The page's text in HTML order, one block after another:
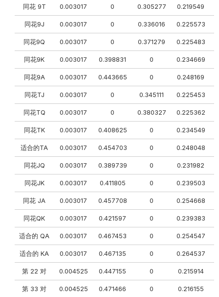
同花 9T 0.003017 0 0.305277 0.219549
同花9J 0.003017 0 0.336016 0.225573
同花9Q 0.003017 0 0.371279 0.225483
同花9K 0.003017 0.398831 0 0.234669
同花9A 0.003017 0.443665 0 0.248169
同花TJ 0.003017 0 0.345111 0.225453
同花TQ 0.003017 0 0.380327 0.225362
同花TK 0.003017 0.408625 0 0.234549
适合的TA 0.003017 0.454703 0 0.248048
同花JQ 0.003017 0.389739 0 0.231982
同花JK 0.003017 0.411805 0 0.239503
同花 JA 0.003017 0.457708 0 0.254668
同花QK 0.003017 0.421597 0 0.239383
适合的 QA 0.003017 0.467453 0 0.254547
适合的 KA 0.003017 0.467135 0 0.264537
第 22 对 0.004525 0.447155 0 0.215914
第 33 对 0.004525 0.471466 0 0.216155